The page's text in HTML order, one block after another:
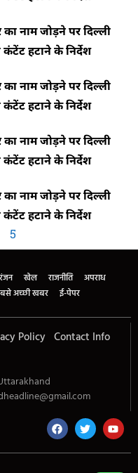
नाम जोड़ने पर दिल्ली
हटाने के निर्देश
नाम जोड़ने पर दिल्ली
हटाने के निर्देश
नाम जोड़ने पर दिल्ली
हटाने के निर्देश
नाम जोड़ने पर दिल्ली
हटाने के निर्देश
5
खेल राजनीति
अपराध
अच्छी खबर ई-पेपर
Policy Contact Info